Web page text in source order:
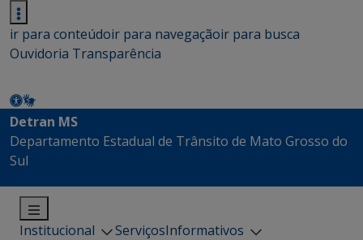
ir para conteúdoir para navegaçãoir para busca
Ouvidoria Transparência
Detran MS
Departamento Estadual de Trânsito de Mato Grosso do
Sul
Institucional ServiçosInformativos